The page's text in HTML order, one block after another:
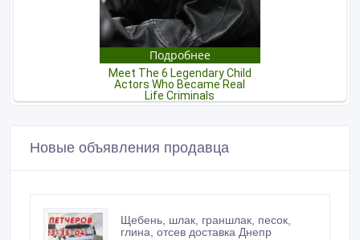
Новые объявления продавца
Щебень, шлак, граншлак, песок,
глина, отсев доставка Днепр